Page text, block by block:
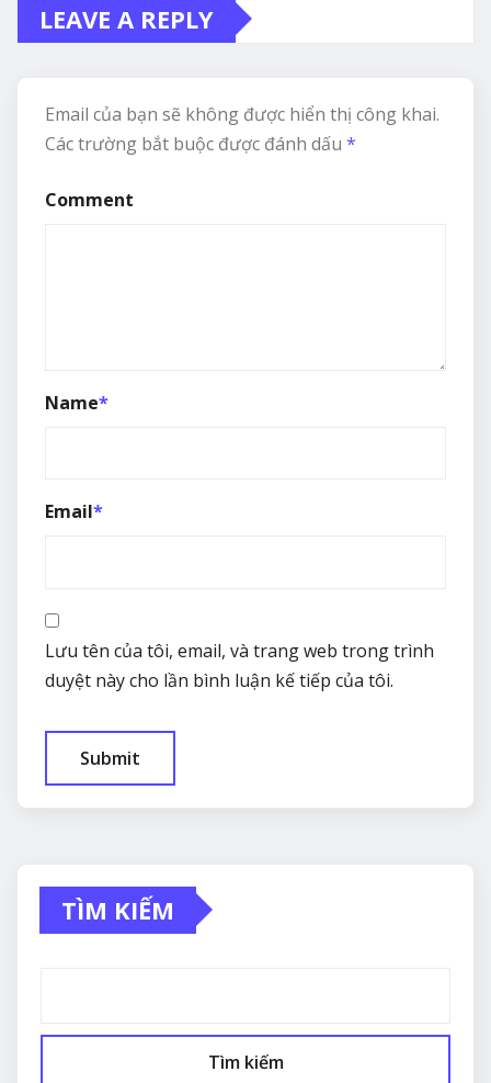
LEAVE A REPLY
Email của bạn sẽ không được hiển thị công khai.
Các trường bắt buộc được đánh dấu *
Comment
Name*
Email*
Lưu tên của tôi, email, và trang web trong trình
duyệt này cho lần bình luận kế tiếp của tôi.
TÌM KIẾM
Tìm kiếm